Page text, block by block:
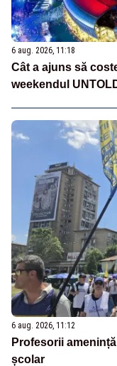
6 aug. 2026, 11:18
Cât a ajuns să
weekendul
6 aug. 2026, 11:12
Profesorii
școlar